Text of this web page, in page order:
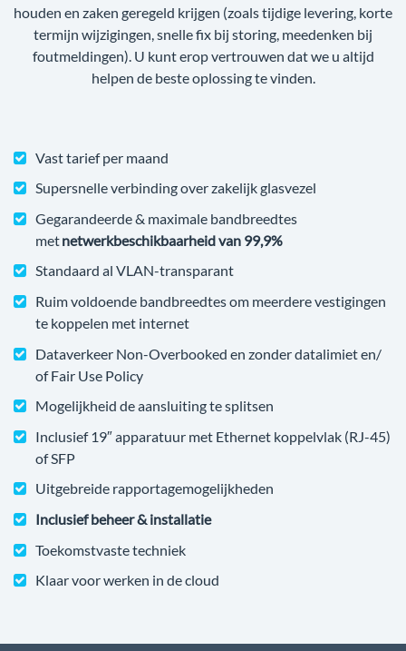
houden en zaken geregeld krijgen (zoals tijdige levering, korte
termijn wijzigingen, snelle fix bij storing, meedenken bij
foutmeldingen). U kunt erop vertrouwen dat we u altijd
helpen de beste oplossing te vinden.
Vast tarief per maand
Supersnelle verbinding over zakelijk glasvezel
Gegarandeerde & maximale bandbreedtes
metnetwerkbeschikbaarheid van 99,9%
Standaard al VLAN-transparant
Ruim voldoende bandbreedtes om meerdere vestigingen
te koppelen met internet
Dataverkeer Non-Overbooked en zonder datalimiet en/
of Fair Use Policy
Mogelijkheid de aansluiting te splitsen
Inclusief 19″ apparatuur met Ethernet koppelvlak (RJ-45)
of SFP
Uitgebreide rapportagemogelijkheden
Inclusief beheer & installatie
Toekomstvaste techniek
Klaar voor werken in de cloud